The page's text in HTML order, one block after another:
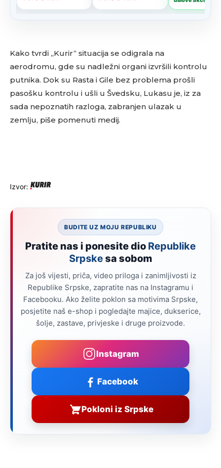
Kako tvrdi „Kurir“ situacija se odigrala na
aerodromu, gde su nadležni organi izvršili kontrolu
putnika. Dok su Rasta i Gile bez problema prošli
pasošku kontrolu i ušli u Švedsku, Lukasu je, iz za
sada nepoznatih razloga, zabranjen ulazak u
zemlju, piše pomenuti medij.
Izvor:
BUDITE UZ MOJU REPUBLIKU
Pratite nas i ponesite dio Republike
Srpskesa sobom
Za još vijesti, priča, video priloga i zanimljivosti iz
Republike Srpske, zapratite nas na Instagramu i
Facebooku. Ako želite poklon sa motivima Srpske,
posjetite naš e-shop i pogledajte majice, dukserice,
šolje, zastave, privjeske i druge proizvode.
Instagram
Facebook
Pokloni iz Srpske